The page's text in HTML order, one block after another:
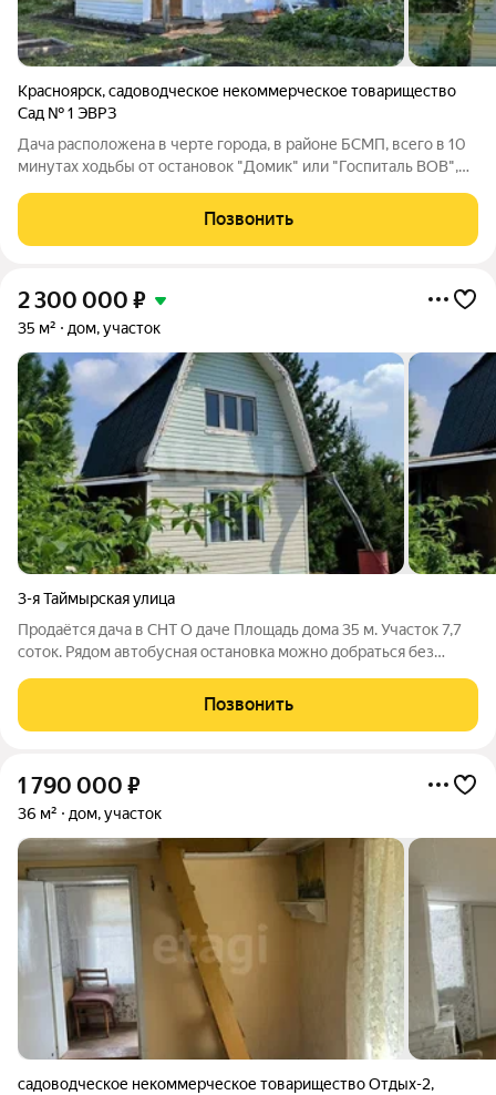
Красноярск,садоводческое некоммерческое товарищество
Сад № 1 ЭВРЗ
Дача расположена в черте города, в районе БСМП, всего в 10
минутах ходьбы от остановок "Домик" или "Госпиталь ВОВ",
площадью 37,7 м с четырьмя комнатами построен в 1999 году
из бруса, имеет два
Позвонить
2 300 000 ₽
35 м² дом, участок
3-я Таймырская улица
Продаётся дача в СНТ О даче Площадь дома 35 м. Участок 7,7
соток. Рядом автобусная остановка можно добраться без
Плодовые
Позвонить
1 790 000 ₽
36 м² дом, участок
садоводческое некоммерческое товарищество Отдых-2,